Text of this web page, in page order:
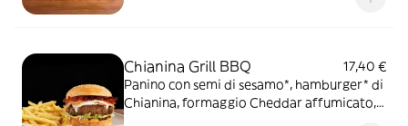
Chianina Grill BBQ
17,40 €
Panino con semi di sesamo*, hamburger* di
Chianina, formaggio Cheddar affumicato,